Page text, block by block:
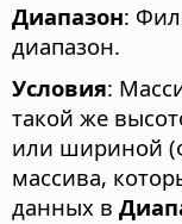
Диапазон:
диапазон.
Условия:
такой же
или шириной
массива,
данных в